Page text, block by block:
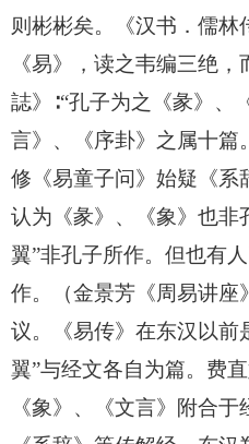
则彬彬矣。《汉书．儒林
《易》，读之韦编三绝
誌》∶“孔子为之《彖》、
言》、《序卦》之属十篇
修《易童子问》始疑《系
认为《彖》、《象》也非
翼”非孔子所作。但也有
作。（金景芳《周易讲座
议。《易传》在东汉以前
翼”与经文各自为篇。费
《象》、《文言》附合于